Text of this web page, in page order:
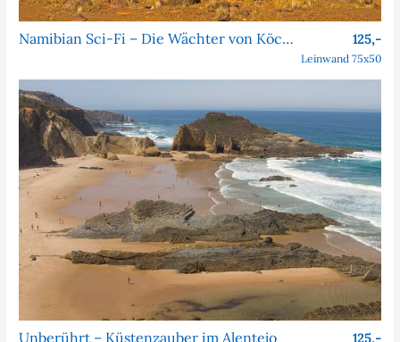
Namibian Sci-Fi – Die Wächter von Köcher Prime 125,-
Leinwand 75x50
Unberührt – Küstenzauber im Alentejo 125,-